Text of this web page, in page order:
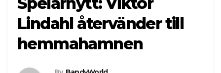
Lindahl återvänder till
hemmahamnen